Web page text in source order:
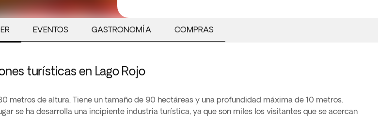
EVENTOS GASTRONOMÍA COMPRAS
turísticas en Lago Rojo
metros de altura. Tiene un tamaño de 90 hectáreas y una profundidad máxima de 10 metros.
se ha desarrolla una incipiente industria turística, ya que son miles los visitantes que se acercan